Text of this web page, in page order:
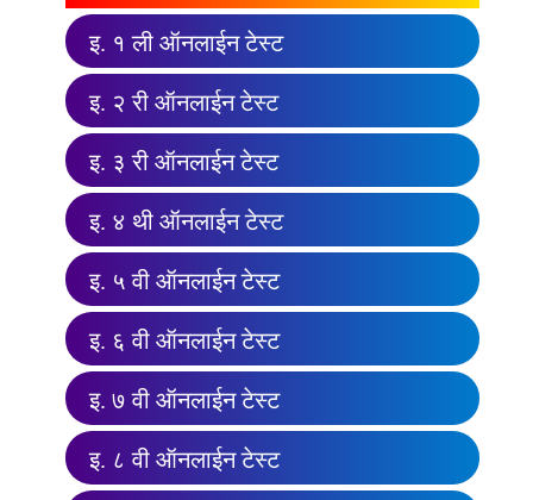
इ. १ ली ऑनलाईन टेस्ट
इ. २ री ऑनलाईन टेस्ट
इ. ३ री ऑनलाईन टेस्ट
इ. ४ थी ऑनलाईन टेस्ट
इ. ५ वी ऑनलाईन टेस्ट
इ. ६ वी ऑनलाईन टेस्ट
इ. ७ वी ऑनलाईन टेस्ट
इ. ८ वी ऑनलाईन टेस्ट